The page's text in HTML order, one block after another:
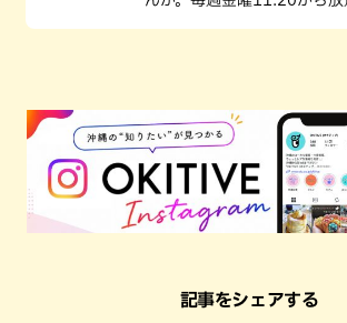
記事をシェアする